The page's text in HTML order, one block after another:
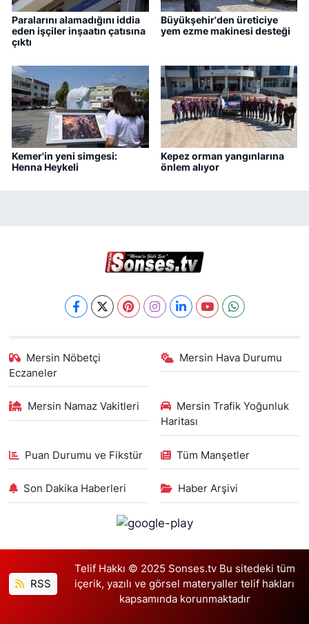
Paralarını alamadığını iddia
eden işçiler inşaatın çatısına
çıktı
Büyükşehir'den üreticiye
yem ezme makinesi desteği
Kemer'in yeni simgesi:
Henna Heykeli
Kepez orman yangınlarına
önlem alıyor
Mersin Nöbetçi
Eczaneler
Mersin Hava Durumu
Mersin Namaz Vakitleri
Mersin Trafik Yoğunluk
Haritası
Puan Durumu ve Fikstür Tüm Manşetler
Son Dakika Haberleri Haber Arşivi
RSS
Telif Hakkı © 2025 Sonses.tv Bu sitedeki tüm
içerik, yazılı ve görsel materyaller telif hakları
kapsamında korunmaktadır